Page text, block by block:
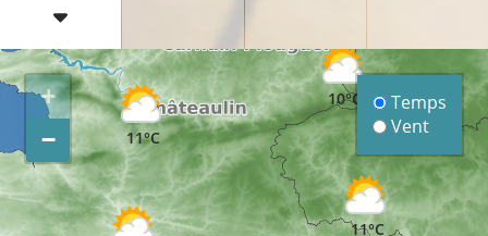
11°C
10°C
11°C
+
−
Temps
Vent